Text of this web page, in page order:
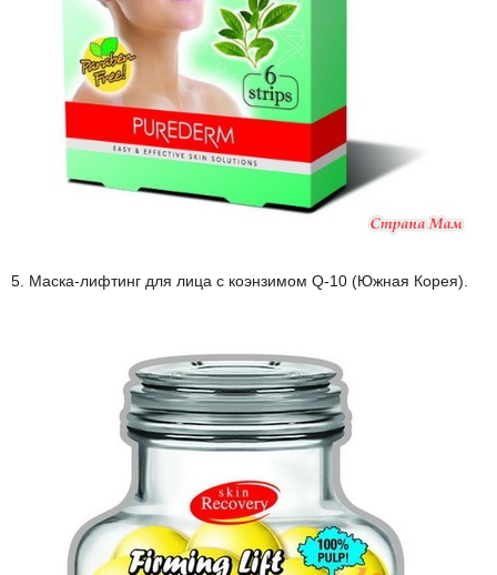
5. Маска-лифтинг для лица с коэнзимом Q-10 (Южная Корея).